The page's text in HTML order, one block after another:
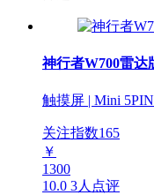
神行者W700雷达
触摸屏 | Mini
关注指数165
￥
1300
10.0 3人点评